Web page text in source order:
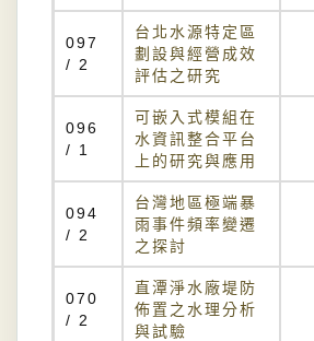
097
/ 2
台北水源特定區
劃設與經營成效
評估之研究
096
/ 1
可嵌入式模組在
水資訊整合平台
上的研究與應用
094
/ 2
台灣地區極端暴
雨事件頻率變遷
之探討
070
/ 2
直潭淨水廠堤防
佈置之水理分析
與試驗